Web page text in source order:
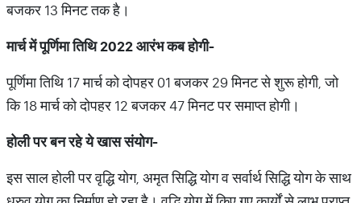
बजकर 13 मिनट तक है।
मार्चमेंपूर्णिमातिथि2022आरंभकबहोगी-
पूर्णिमा तिथि 17 मार्च को दोपहर 01 बजकर 29 मिनट से शुरू होगी, जो
कि 18 मार्च को दोपहर 12 बजकर 47 मिनट पर समाप्त होगी।
होलीपरबनरहेयेखाससंयोग-
इस साल होली पर वृद्धि योग, अमृत सिद्धि योग व सर्वार्थ सिद्धि योग के साथ